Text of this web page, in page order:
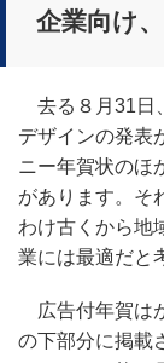
企業向け
去る８月31日
デザインの発表
ニー年賀状のほ
があります。そ
わけ古くから地
業には最適だと
広告付年賀は
の下部分に掲載